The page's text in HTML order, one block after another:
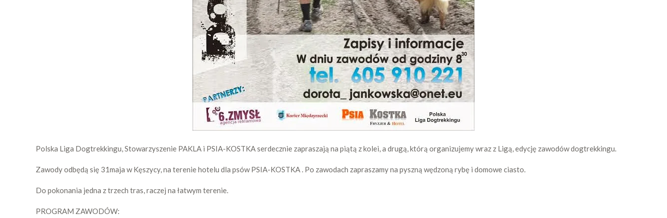
Polska Liga Dogtrekkingu, Stowarzyszenie PAKLA i PSIA-KOSTKA serdecznie zapraszają na piątą z kolei, a drugą, którą organizujemy wraz z Ligą, edycję zawodów dogtrekkingu.
Zawody odbędą się 31maja w Kęszycy, na terenie hotelu dla psów PSIA-KOSTKA . Po zawodach zapraszamy na pyszną wędzoną rybę i domowe ciasto.
Do pokonania jedna z trzech tras, raczej na łatwym terenie.
PROGRAM ZAWODÓW: